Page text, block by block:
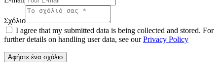
Σχόλιο
I agree that my submitted data is being collected and stored. For
further details on handling user data, see ourPrivacy Policy